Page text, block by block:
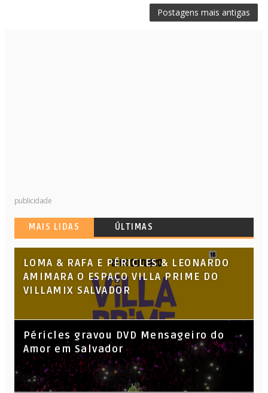
Postagens mais antigas
publicidade
MAIS LIDAS ÚLTIMAS
LOMA & RAFA E PÉRICLES & LEONARDO
AMIMARA O ESPAÇO VILLA PRIME DO
VILLAMIX SALVADOR
Péricles gravou DVD Mensageiro do
Amor em Salvador